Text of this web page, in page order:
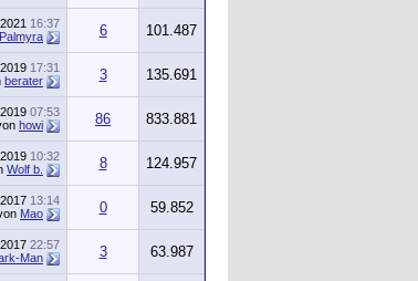
16:37
Palmyra 6 101.487
17:31
berater 3 135.691
07:53
howi 86 833.881
10:32
Wolf b. 8 124.957
13:14
Mao 0 59.852
22:57
Man 3 63.987